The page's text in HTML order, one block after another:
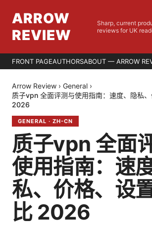
ARROW
REVIEW
Sharp, current
reviews for UK
FRONT PAGEAUTHORSABOUT — ARROW
Arrow Review › General ›
质子vpn 全面评测与使用指南：速度、隐私
2026
GENERAL · ZH-CN
质子vpn 全面
使用指南：速
私、价格、设
比 2026